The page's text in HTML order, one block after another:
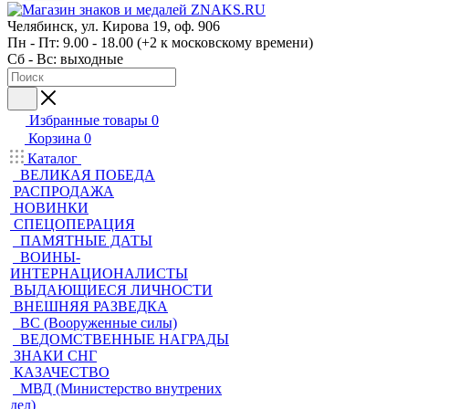
Челябинск, ул. Кирова 19, оф. 906
Пн - Пт: 9.00 - 18.00 (+2 к московскому времени)
Сб - Вс: выходные
Избранные товары 0
Корзина 0
Каталог
ВЕЛИКАЯ ПОБЕДА
РАСПРОДАЖА
НОВИНКИ
СПЕЦОПЕРАЦИЯ
ПАМЯТНЫЕ ДАТЫ
ВОИНЫ-
ИНТЕРНАЦИОНАЛИСТЫ
ВЫДАЮЩИЕСЯ ЛИЧНОСТИ
ВНЕШНЯЯ РАЗВЕДКА
ВС (Вооруженные силы)
ВЕДОМСТВЕННЫЕ НАГРАДЫ
ЗНАКИ СНГ
КАЗАЧЕСТВО
МВД (Министерство внутрених
дел)